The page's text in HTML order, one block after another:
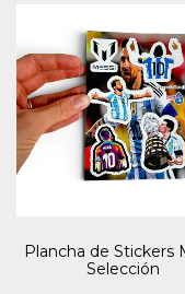
Plancha de Stickers
Selección